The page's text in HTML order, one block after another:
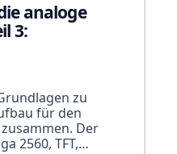
analoge
3:
zu
für den
Der
2560, TFT,…